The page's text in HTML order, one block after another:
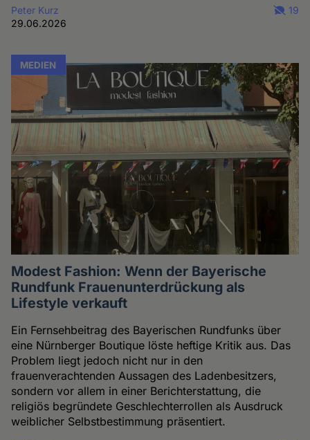
Peter Kurz
29.06.2026
19
MEDIEN
Modest Fashion: Wenn der Bayerische
Rundfunk Frauenunterdrückung als
Lifestyle verkauft
Ein Fernsehbeitrag des Bayerischen Rundfunks über
eine Nürnberger Boutique löste heftige Kritik aus. Das
Problem liegt jedoch nicht nur in den
frauenverachtenden Aussagen des Ladenbesitzers,
sondern vor allem in einer Berichterstattung, die
religiös begründete Geschlechterrollen als Ausdruck
weiblicher Selbstbestimmung präsentiert.